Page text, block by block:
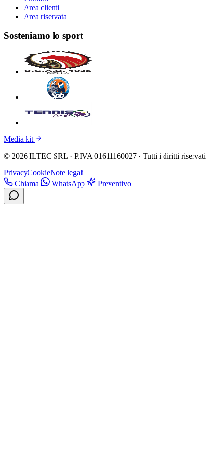
Area clienti
Area riservata
Sosteniamo lo sport
Media kit
© 2026 ILTEC SRL · P.IVA 01611160027 · Tutti i diritti riservati
PrivacyCookieNote legali
Chiama
WhatsApp Preventivo